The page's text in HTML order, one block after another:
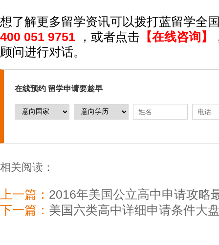
想了解更多留学资讯可以拨打蓝留学全
400 051 9751 ，或者点击 【在线咨询】
顾问进行对话。
在线预约 留学申请要趁早
相关阅读：
上一篇： 2016年美国公立高中申请攻略
下一篇： 美国六类高中详细申请条件大